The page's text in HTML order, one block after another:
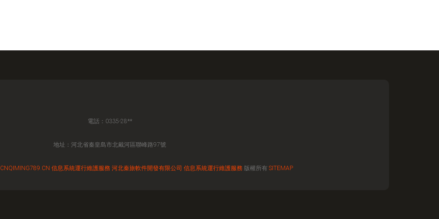
電話：0335-28**
地址：河北省秦皇島市北戴河區聯峰路97號
信息系統運行維護服務 河北秦旅軟件開發有限公司 信息系統運行維護服務 版權所有 SITEMAP